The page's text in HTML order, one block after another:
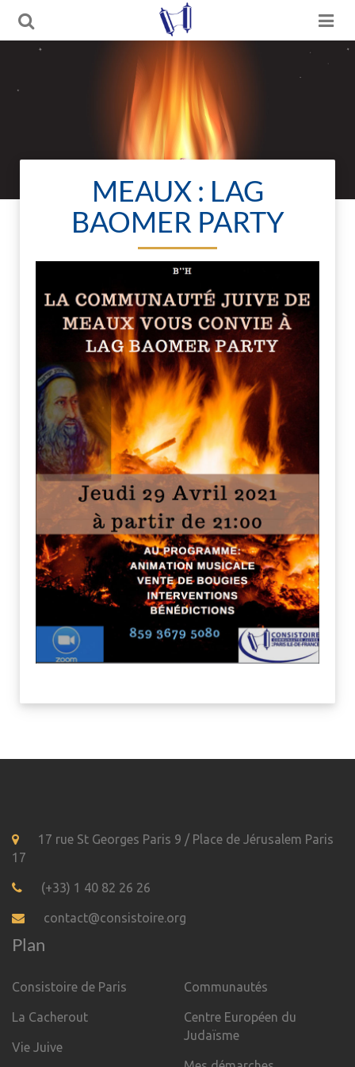
MEAUX : LAG
BAOMER PARTY
17 rue St Georges Paris 9 / Place de Jérusalem Paris
17
(+33) 1 40 82 26 26
contact@consistoire.org
Plan
Consistoire de Paris
La Cacherout
Vie Juive
Communautés
Centre Européen du
Judaïsme